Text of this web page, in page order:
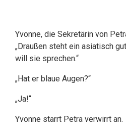
Yvonne, die Sekretärin von
„Draußen steht ein asiatisch
will sie sprechen.“
„Hat er blaue Augen?“
„Ja!“
Yvonne starrt Petra verwirrt an.